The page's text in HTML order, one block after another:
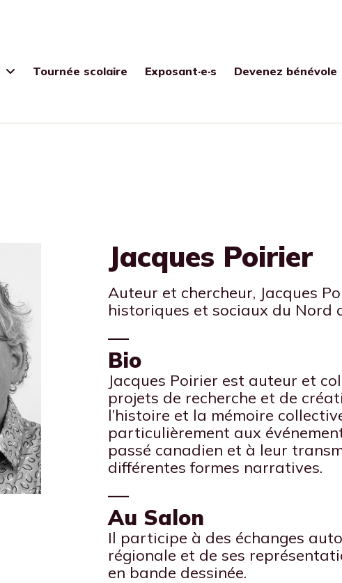
Tournée scolaire Exposant·e·s Devenez bénévole
Jacques Poirier
Auteur et chercheur, Jacques
historiques et sociaux du Nord
—
Bio
Jacques Poirier est auteur et
projets de recherche et de
l’histoire et la mémoire
particulièrement aux
passé canadien et à leur
différentes formes narratives.
—
Au Salon
Il participe à des échanges
régionale et de ses
en bande dessinée.